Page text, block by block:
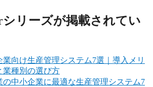
リーズが掲載されてい
業向け生産管理システム7選｜導入メリ
業種別の選び方
の中小企業に最適な生産管理システム7